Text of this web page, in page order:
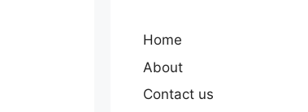
Home
About
Contact us